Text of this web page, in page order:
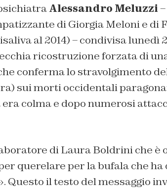
Alessandro Meluzzi
di Giorgia Meloni e di
al 2014) – condivisa lunedì
ricostruzione forzata di
conferma lo stravolgimento
sui morti occidentali
colma e dopo numerosi
di Laura Boldrini che è
querelare per la bufala che ha
Questo il testo del messaggio